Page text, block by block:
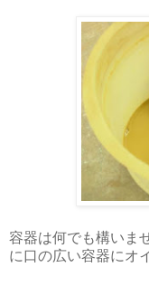
容器は何でも構いま
に口の広い容器にオ